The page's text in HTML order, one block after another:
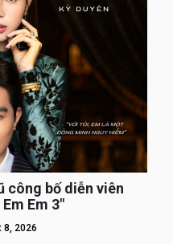
công bố diễn viên
Em 3″
8, 2026